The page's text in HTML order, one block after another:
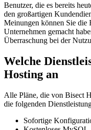
Benutzer, die es bereits
den großartigen
Meinungen können Sie die
Unternehmen gemacht
Überraschung bei der
Welche
Hosting an
Alle Pläne, die von Bisect
die folgenden
Sofortige